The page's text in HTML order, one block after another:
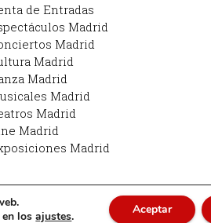
de Entradas
Madrid
Madrid
Madrid
Madrid
Madrid
Madrid
Madrid
Madrid
qué hacer en Madrid
en losajustes. Aceptar